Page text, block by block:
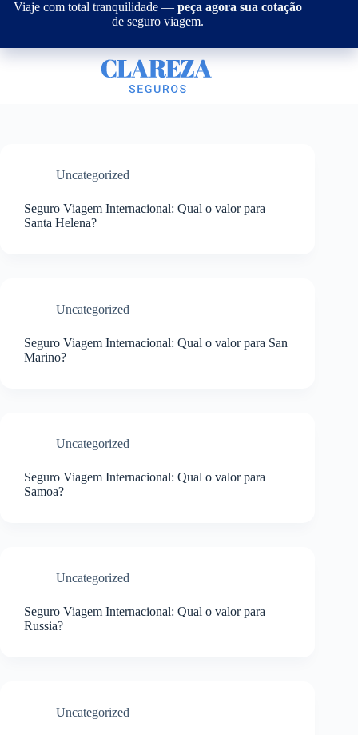
Pular
conteúdo
Viaje com total tranquilidade — peça agora sua cotação
de seguro viagem.
Uncategorized
Seguro Viagem Internacional: Qual o valor para
Santa Helena?
Uncategorized
Seguro Viagem Internacional: Qual o valor para San
Marino?
Uncategorized
Seguro Viagem Internacional: Qual o valor para
Samoa?
Uncategorized
Seguro Viagem Internacional: Qual o valor para
Russia?
Uncategorized